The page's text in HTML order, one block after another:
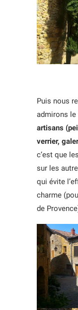
Puis nous
admirons le
artisans
verrier,
c’est que
sur les
qui évite
charme
de